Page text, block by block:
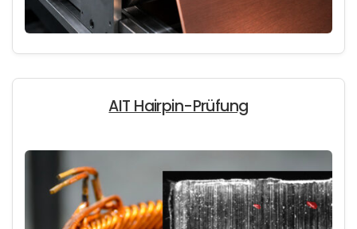
AIT Hairpin-Prüfung